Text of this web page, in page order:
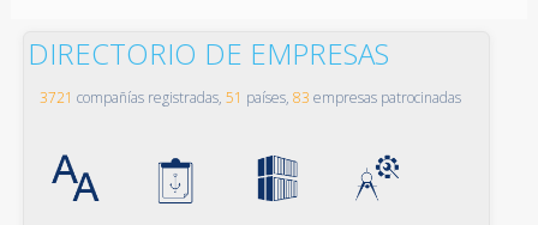
DIRECTORIO DE EMPRESAS
3721 compañías registradas, 51 países, 83 empresas patrocinadas